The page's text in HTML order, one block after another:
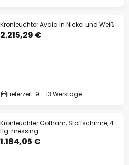
Kronleuchter Avala in Nickel und Weiß
2.215,29 €
Lieferzeit: 9 - 13 Werktage
Kronleuchter Gotham, Stoffschirme, 4-
flg. messing
1.184,05 €